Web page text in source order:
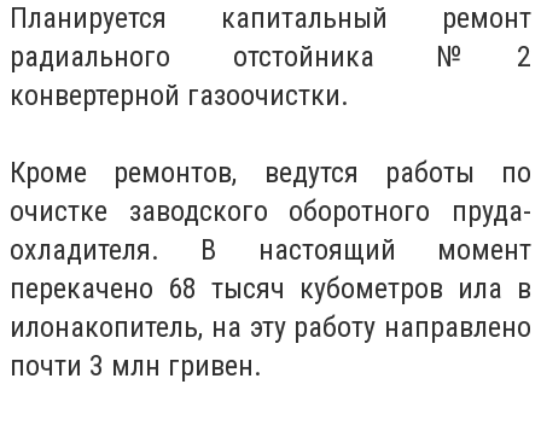
Планируется капитальный ремонт
радиального отстойника №2
конвертерной газоочистки.
Кроме ремонтов, ведутся работы по
очистке заводского оборотного пруда-
охладителя. В настоящий момент
перекачено 68 тысяч кубометров ила в
илонакопитель, на эту работу направлено
почти 3 млн гривен.